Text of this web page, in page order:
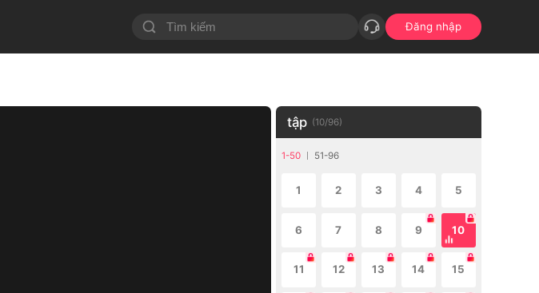
Đăng nhập
tập (10/96)
1-50 51-96
1 2 3 4 5
6 7 8 9 10
11 12 13 14 15